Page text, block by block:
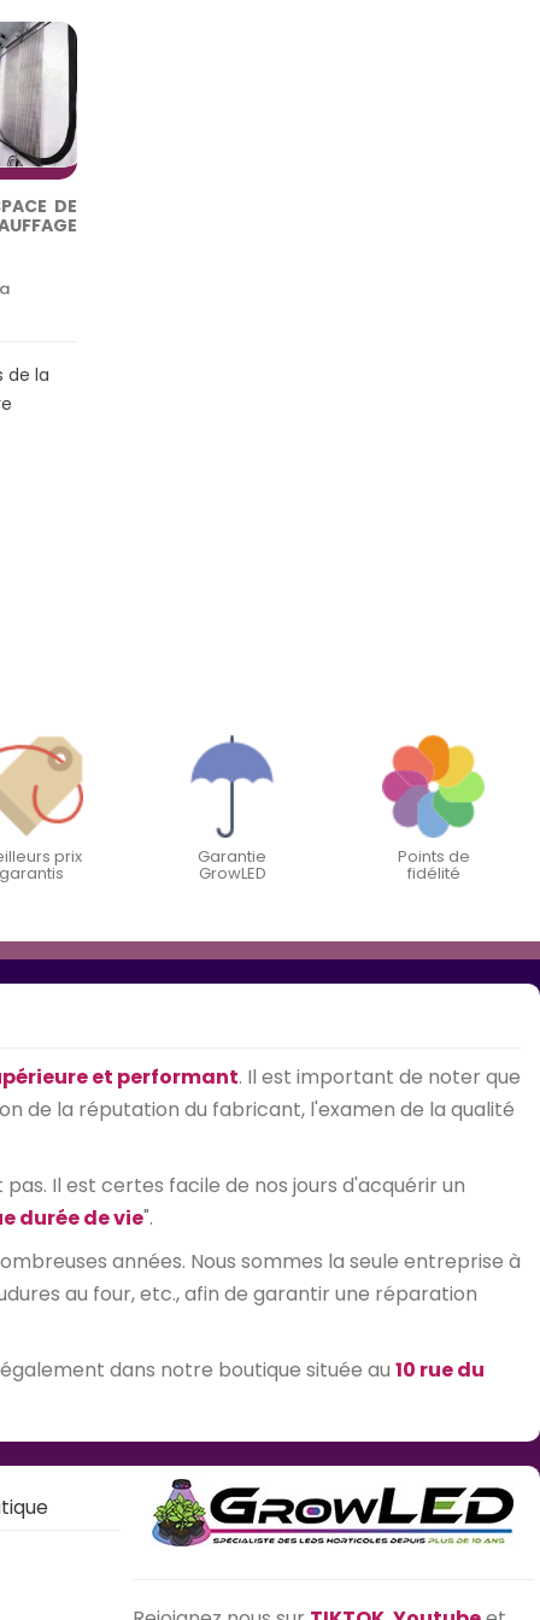
DE
de la
prix
garantis
Garantie
GrowLED
Points de
fidélité
et performant. Il est important de noter que
de la réputation du fabricant, l'examen de la qualité
Il est certes facile de nos jours d'acquérir un
durée de vie".
années. Nous sommes la seule entreprise à
au four, etc., afin de garantir une réparation
dans notre boutique située au 10 rue du